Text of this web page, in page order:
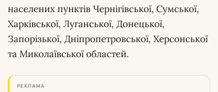
населених пунктів Чернігівської, Сумської,
Харківської, Луганської, Донецької,
Запорізької, Дніпропетровської, Херсонської
та Миколаївської областей.
РЕКЛАМА